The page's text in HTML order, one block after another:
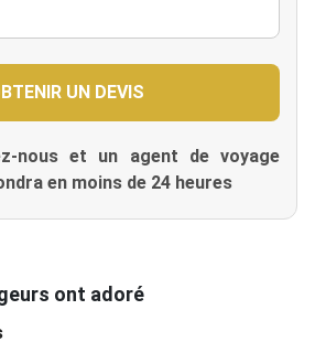
nous et un agent de voyage
en moins de 24 heures
ont adoré